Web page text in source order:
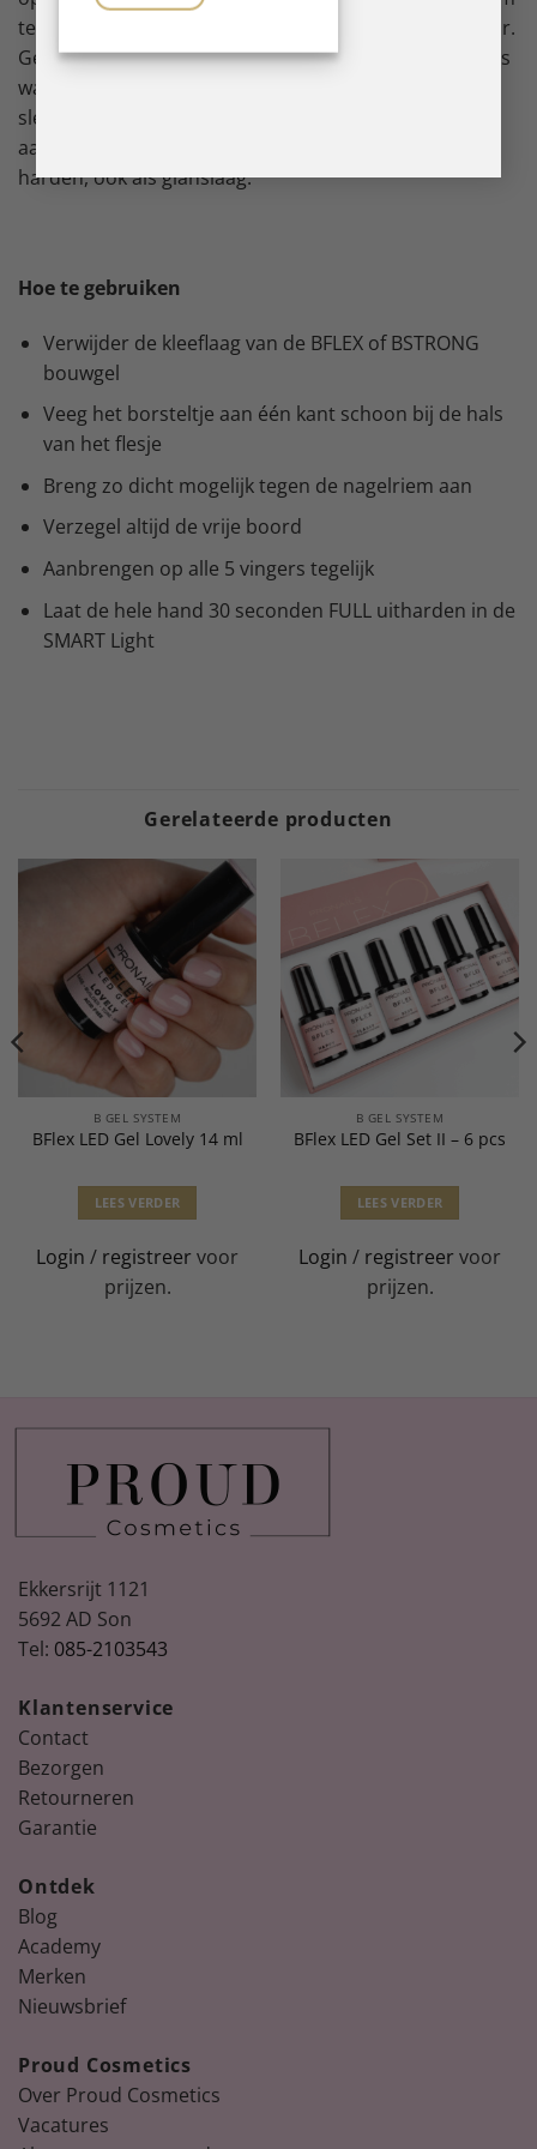
te gebruiken met BCOLOUR is BFLEX of BSTRONG Clear.
Gebruik gewoon hetzelfde flesje BFLEX of BSTRONG als
waarmee je de nagel hebt opgebouwd. Zo kan je met
slechts één flesje en BCOLOUR werken. Denk er altijd
aan om je BFLEX of BSTRONG in 30 sec SOFT uit te
harden, ook als glanslaag.
Hoe te gebruiken
Verwijder de kleeflaag van de BFLEX of BSTRONG
bouwgel
Veeg het borsteltje aan één kant schoon bij de hals
van het flesje
Breng zo dicht mogelijk tegen de nagelriem aan
Verzegel altijd de vrije boord
Aanbrengen op alle 5 vingers tegelijk
Laat de hele hand 30 seconden FULL uitharden in de
SMART Light
Gerelateerde producten
B GEL SYSTEM
BFlex LED Gel Lovely 14 ml
LEES VERDER
Login / registreer voor
prijzen.
B GEL SYSTEM
BFlex LED Gel Set II – 6 pcs
LEES VERDER
Login / registreer voor
prijzen.
Ekkersrijt 1121
5692 AD Son
Tel: 085-2103543
Klantenservice
Contact
Bezorgen
Retourneren
Garantie
Ontdek
Blog
Academy
Merken
Nieuwsbrief
Proud Cosmetics
Over Proud Cosmetics
Vacatures